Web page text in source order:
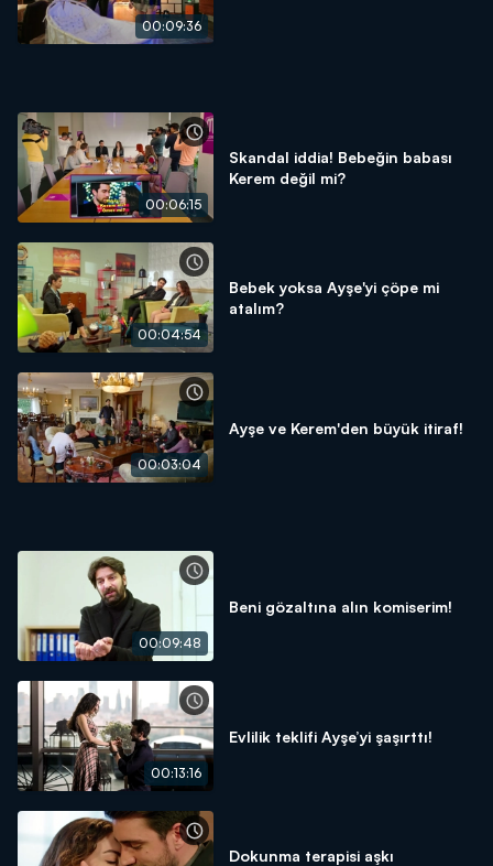
00:09:36
00:06:15
Skandal iddia! Bebeğin babası
Kerem değil mi?
00:04:54
Bebek yoksa Ayşe'yi çöpe mi
atalım?
00:03:04
Ayşe ve Kerem'den büyük itiraf!
00:09:48
Beni gözaltına alın komiserim!
00:13:16
Evlilik teklifi Ayşe’yi şaşırttı!
Dokunma terapisi aşkı